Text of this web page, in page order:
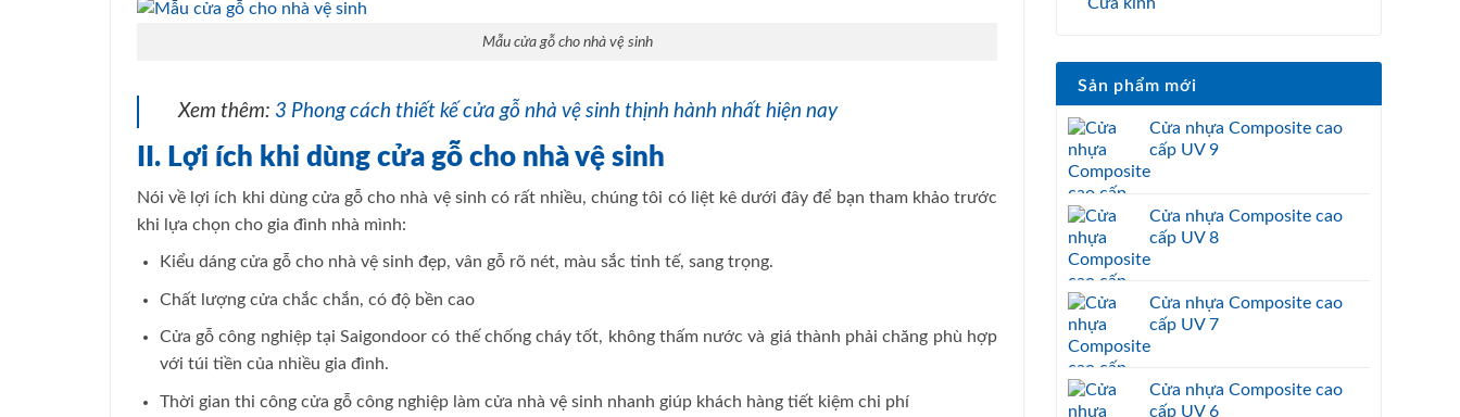
Mẫu cửa gỗ cho nhà vệ sinh
Xem thêm: 3 Phong cách thiết kế cửa gỗ nhà vệ sinh thịnh hành nhất hiện nay
II. Lợi ích khi dùng cửa gỗ cho nhà vệ sinh
Nói về lợi ích khi dùng cửa gỗ cho nhà vệ sinh có rất nhiều, chúng tôi có liệt kê dưới đây để bạn tham khảo trước
khi lựa chọn cho gia đình nhà mình:
Kiểu dáng cửa gỗ cho nhà vệ sinh đẹp, vân gỗ rõ nét, màu sắc tinh tế, sang trọng.
Chất lượng cửa chắc chắn, có độ bền cao
Cửa gỗ công nghiệp tại Saigondoor có thế chống cháy tốt, không thấm nước và giá thành phải chăng phù hợp
với túi tiền của nhiều gia đình.
Thời gian thi công cửa gỗ công nghiệp làm cửa nhà vệ sinh nhanh giúp khách hàng tiết kiệm chi phí
Sản phẩm mới
Cửa nhựa Composite cao
cấp UV 9
Cửa nhựa Composite cao
cấp UV 8
Cửa nhựa Composite cao
cấp UV 7
Cửa nhựa Composite cao
cấp UV 6